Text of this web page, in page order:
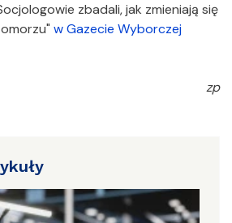
zbadali, jak zmieniają się
w Gazecie Wyborczej
zp